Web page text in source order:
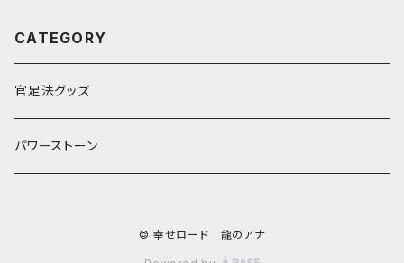
CATEGORY
官足法グッズ
パワーストーン
© 幸せロード 龍のアナ